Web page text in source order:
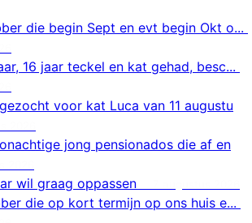
die begin Sept en evt begin Okt o...
16 jaar teckel en kat gehad, besc...
voor kat Luca van 11 augustu
jong pensionados die af en
wil graag oppassen
die op kort termijn op ons huis e...